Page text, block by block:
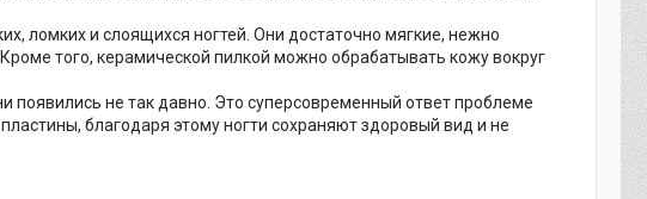
ломких и слоящихся ногтей. Они достаточно мягкие, нежно
того, керамической пилкой можно обрабатывать кожу вокруг
не так давно. Это суперсовременный ответ проблеме
благодаря этому ногти сохраняют здоровый вид и не